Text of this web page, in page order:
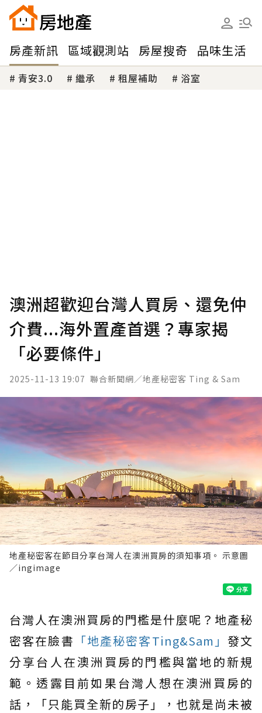
房產新訊 區域觀測站 房屋搜奇 品味生活
青安3.0 繼承 租屋補助 浴室
澳洲超歡迎台灣人買房、還免仲
介費...海外置產首選？專家揭
「必要條件」
2025-11-13 19:07 聯合新聞網／地產秘密客 Ting & Sam
地產秘密客在節目分享台灣人在澳洲買房的須知事項。 示意圖
／ingimage
台灣人在澳洲買房的門檻是什麼呢？地產秘
密客在臉書 「地產秘密客Ting&Sam」 發文
分享台人在澳洲買房的門檻與當地的新規
範。透露目前如果台灣人想在澳洲買房的
話，「只能買全新的房子」，也就是尚未被